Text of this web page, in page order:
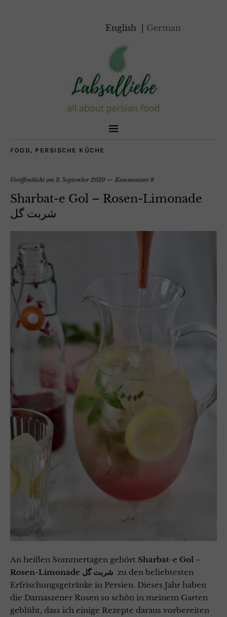
English German
FOOD , PERSISCHE KÜCHE
Veröffentlicht am 3. September 2020 Kommentare 8
Sharbat-e Gol – Rosen-Limonade
شربت گل
An heißen Sommertagen gehört Sharbat-e Gol –
Rosen-Limonade شربت گل zu den beliebtesten
Erfrischungsgetränke in Persien. Dieses Jahr haben
die Damaszener Rosen so schön in meinem Garten
geblüht, dass ich einige Rezepte daraus vorbereiten